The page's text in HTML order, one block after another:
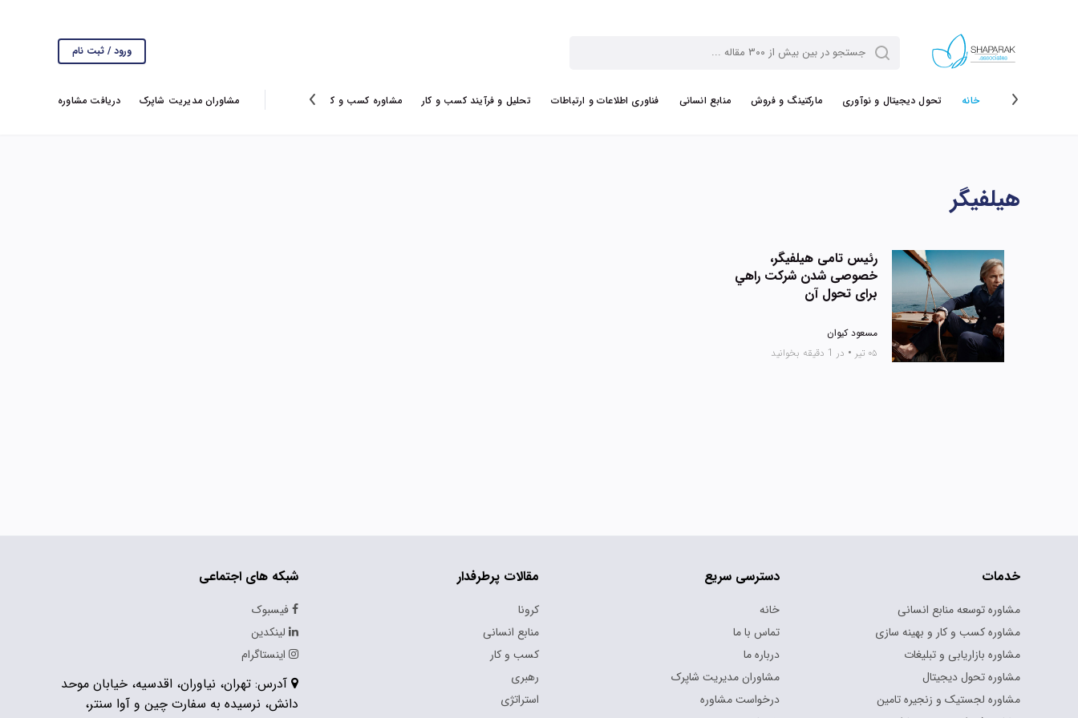
ورود / ثبت نام
خانه تحول دیجیتال و نوآوری مارکتینگ و فروش منابع انسانی فناوری اطلاعات و ارتباطات تحلیل و فرآیند کسب و کار مشاوره کسب و کار گزارش ها ویروس کرونامشاوران مدیریت شاپرک دریافت مشاوره
هیلفیگر
رئیس تامی هیلفیگر،
خصوصی شدن شرکت راهي
برای تحول آن
مسعود کیوان
۰۵ تیر
• در 1 دقیقه بخوانید
خدمات
مشاوره توسعه منابع انسانی
مشاوره کسب و کار و بهینه سازی
مشاوره بازاریابی و تبلیغات
مشاوره تحول دیجیتال
مشاوره لجستیک و زنجیره تامین
دسترسی سریع
خانه
تماس با ما
درباره ما
مشاوران مدیریت شاپرک
درخواست مشاوره
مقالات پرطرفدار
کرونا
منابع انسانی
کسب و کار
رهبری
استراتژی
شبکه های اجتماعی
فیسبوک
لینکدین
اینستاگرام
آدرس: تهران، نیاوران، اقدسیه، خیابان موحد
دانش، نرسیده به سفارت چین و آوا سنتر،